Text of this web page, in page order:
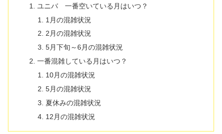
ユニバ 一番空いている月はいつ？
1月の混雑状況
2月の混雑状況
5月下旬～6月の混雑状況
一番混雑している月はいつ？
10月の混雑状況
5月の混雑状況
夏休みの混雑状況
12月の混雑状況